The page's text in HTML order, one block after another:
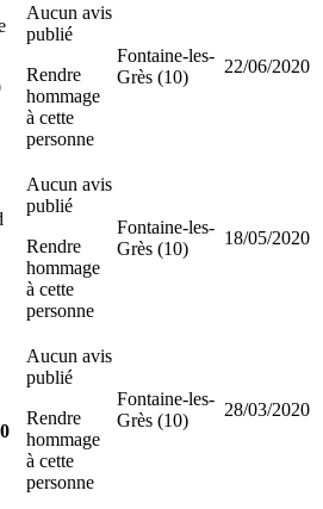
Aucun avis
publié
Rendre
hommage
à cette
personne
Fontaine-les-
Grès (10)
22/06/2020
Aucun avis
publié
Rendre
hommage
à cette
personne
Fontaine-les-
Grès (10)
18/05/2020
Aucun avis
publié
Rendre
hommage
à cette
personne
Fontaine-les-
Grès (10)
28/03/2020